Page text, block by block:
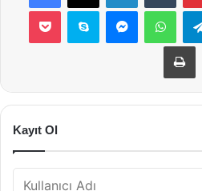
Pocket Skype Messenger
Kayıt Ol